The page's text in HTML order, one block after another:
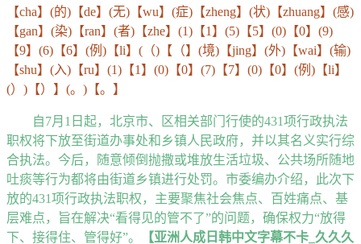
【cha】(的)【de】(无)【wu】(症)【zheng】(状)【zhuang】(感)
【gan】(染)【ran】(者)【zhe】(1)【1】(5)【5】(0)【0】(9)
【9】(6)【6】(例)【li】(（)【（】(境)【jing】(外)【wai】(输)
【shu】(入)【ru】(1)【1】(0)【0】(7)【7】(0)【0】(例)【li】
(）)【）】(。)【。】
自7月1日起，北京市、区相关部门行使的431项行政执法
职权将下放至街道办事处和乡镇人民政府，并以其名义实行综
合执法。今后，随意倾倒抛撒或堆放生活垃圾、公共场所随地
吐痰等行为都将由街道乡镇进行处罚。市委编办介绍，此次下
放的431项行政执法职权，主要聚焦社会焦点、百姓痛点、基
层难点，旨在解决“看得见的管不了”的问题，确保权力“放得
下、接得住、管得好”。
【亚洲人成日韩中文字幕不卡_久久久